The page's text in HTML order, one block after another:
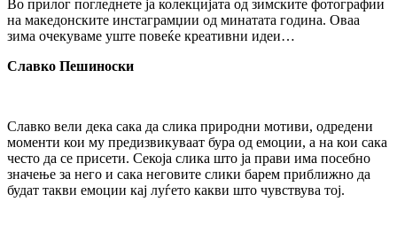
Во прилог погледнете ја колекцијата од зимските фотографии
на македонските инстаграмџии од минатата година. Оваа
зима очекуваме уште повеќе креативни идеи…
Славко Пешиноски
Славко вели дека сака да слика природни мотиви, одредени
моменти кои му предизвикуваат бура од емоции, а на кои сака
често да се присети. Секоја слика што ја прави има посебно
значење за него и сака неговите слики барем приближно да
будат такви емоции кај луѓето какви што чувствува тој.